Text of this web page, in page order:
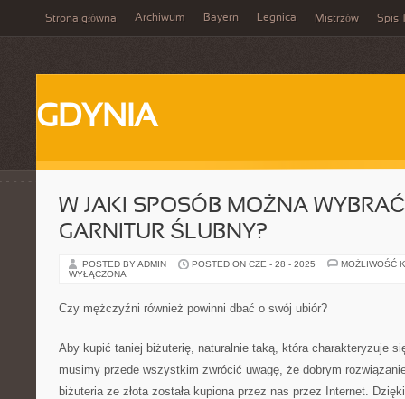
Strona główna Archiwum Bayern Legnica Mistrzów Spis
GDYNIA
W JAKI SPOSÓB MOŻNA
GARNITUR ŚLUBNY?
POSTED BY ADMIN POSTED ON CZE - 28 - 2025
MOŻLIWOŚĆ
WYŁĄCZONA
Czy mężczyźni również powinni dbać o swój ubiór?
Aby kupić taniej biżuterię, naturalnie taką, która charakteryzuje
musimy przede wszystkim zwrócić uwagę, że dobrym
biżuteria ze złota została kupiona przez nas przez Internet.